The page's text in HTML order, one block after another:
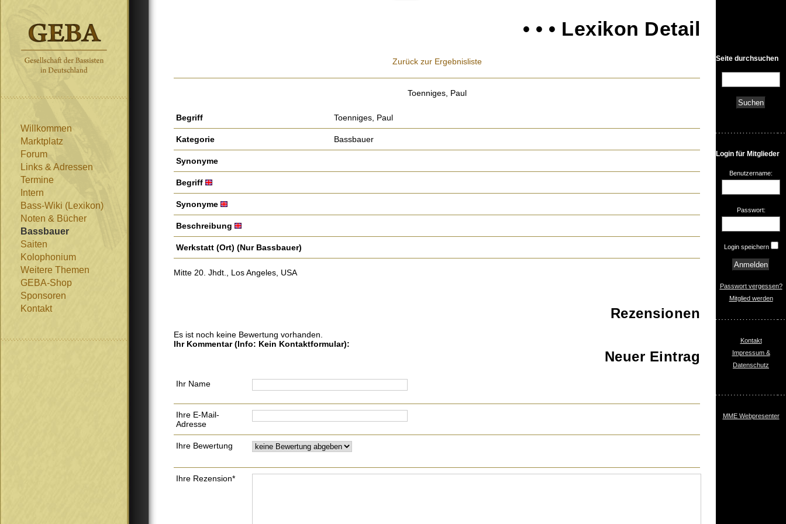
Willkommen
Marktplatz
Forum
Links & Adressen
Termine
Intern
Bass-Wiki (Lexikon)
Noten & Bücher
Bassbauer
Saiten
Kolophonium
Weitere Themen
GEBA-Shop
Sponsoren
Kontakt
Seite durchsuchen
Login für Mitglieder
Benutzername:
Passwort:
Login speichern
Passwort vergessen?
Mitglied werden
Kontakt
Impressum &
Datenschutz
MME Webpresenter
• • • Lexikon Detail
Zurück zur Ergebnisliste
Toenniges, Paul
Begriff Toenniges, Paul
Kategorie Bassbauer
Synonyme
Begriff
Synonyme
Beschreibung
Werkstatt (Ort) (Nur Bassbauer)
Mitte 20. Jhdt., Los Angeles, USA
Rezensionen
Es ist noch keine Bewertung vorhanden.
Ihr Kommentar(Info: Kein Kontaktformular):
Neuer Eintrag
Ihr Name
Ihre E-Mail-
Adresse
Ihre Bewertung
Ihre Rezension*